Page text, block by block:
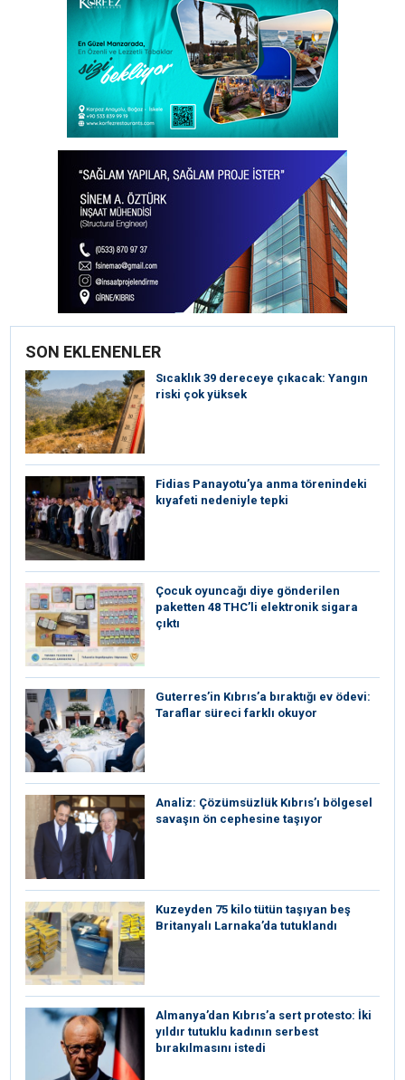
SON EKLENENLER
Sıcaklık 39 dereceye çıkacak: Yangın
riski çok yüksek
Fidias Panayotu’ya anma törenindeki
kıyafeti nedeniyle tepki
Çocuk oyuncağı diye gönderilen
paketten 48 THC’li elektronik sigara
çıktı
Guterres’in Kıbrıs’a bıraktığı ev ödevi:
Taraflar süreci farklı okuyor
Analiz: Çözümsüzlük Kıbrıs’ı bölgesel
savaşın ön cephesine taşıyor
Kuzeyden 75 kilo tütün taşıyan beş
Britanyalı Larnaka’da tutuklandı
⁠Almanya’dan Kıbrıs’a sert protesto: İki
yıldır tutuklu kadının serbest
bırakılmasını istedi